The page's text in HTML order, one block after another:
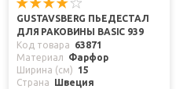
GUSTAVSBERG ПЬЕДЕСТАЛ
ДЛЯ РАКОВИНЫ BASIC 939
Код товара
63871
Материал
Фарфор
Ширина (см)
15
Страна
Швеция